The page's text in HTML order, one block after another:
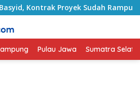
Proyek Sudah Rampung
Pulau Jawa Sumatra